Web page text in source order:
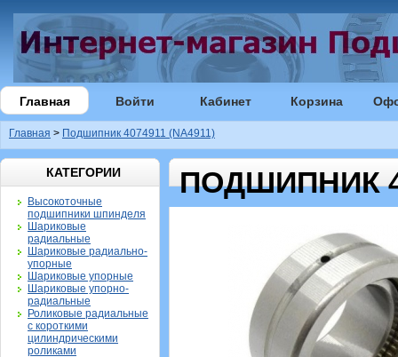
Главная Войти Кабинет Корзина
Главная > Подшипник 4074911 (NA4911)
КАТЕГОРИИ
Высокоточные
подшипники шпинделя
Шариковые
радиальные
Шариковые радиально-
упорные
Шариковые упорные
Шариковые упорно-
радиальные
Роликовые радиальные
с короткими
цилиндрическими
роликами
ПОДШИПНИК